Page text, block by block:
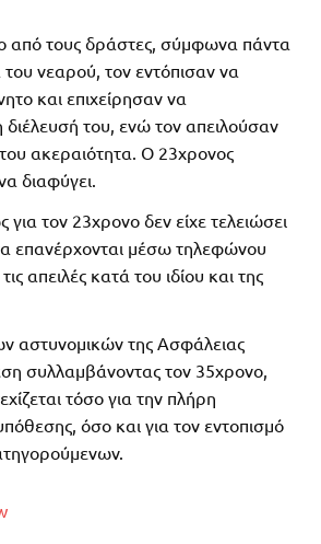
από τους δράστες, σύμφωνα πάντα
του νεαρού, τον εντόπισαν να
και επιχείρησαν να
του, ενώ τον απειλούσαν
ακεραιότητα. Ο 23χρονος
διαφύγει.
τον 23χρονο δεν είχε τελειώσει
επανέρχονται μέσω τηλεφώνου
απειλές κατά του ιδίου και της
αστυνομικών της Ασφάλειας
συλλαμβάνοντας τον 35χρονο,
τόσο για την πλήρη
όσο και για τον εντοπισμό